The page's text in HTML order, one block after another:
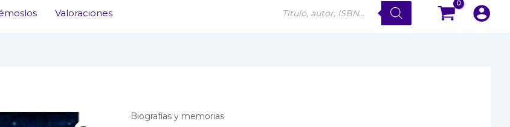
Valoraciones
Biografías y memorias